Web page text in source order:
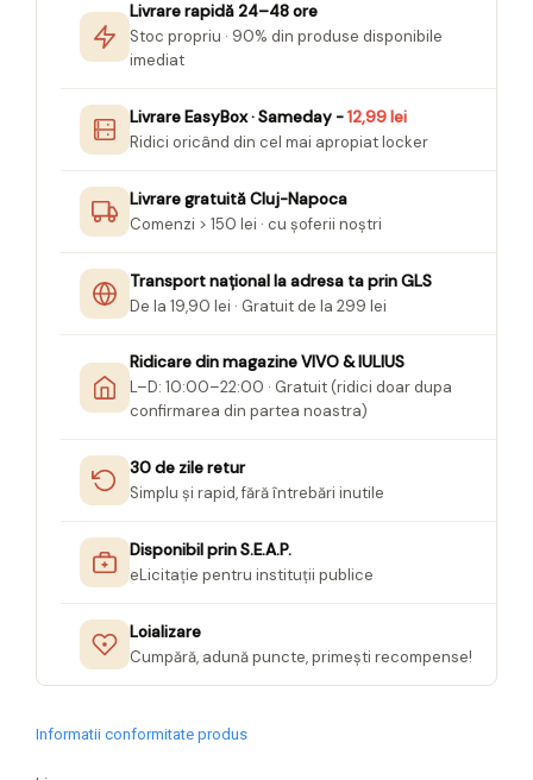
Livrare rapidă 24–48 ore
Stoc propriu · 90% din produse disponibile
imediat
Livrare EasyBox · Sameday -12,99 lei
Ridici oricând din cel mai apropiat locker
Livrare gratuită Cluj-Napoca
Comenzi > 150 lei · cu șoferii noștri
Transport național la adresa ta prin GLS
De la 19,90 lei · Gratuit de la 299 lei
Ridicare din magazine VIVO & IULIUS
L–D: 10:00–22:00 · Gratuit (ridici doar dupa
confirmarea din partea noastra)
30 de zile retur
Simplu și rapid, fără întrebări inutile
Disponibil prin S.E.A.P.
eLicitație pentru instituții publice
Loializare
Cumpără, adună puncte, primești recompense!
Informatii conformitate produs